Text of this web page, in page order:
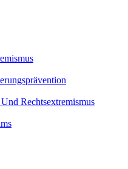
Rechtsextremismus